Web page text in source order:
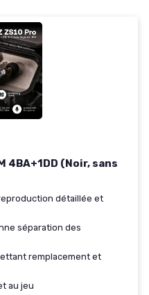
4BA+1DD (Noir, sans
détaillée et
séparation des
remplacement et
au jeu